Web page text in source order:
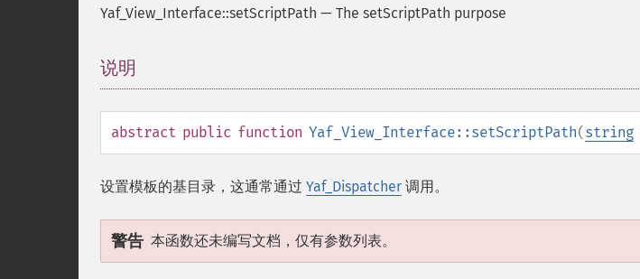
Yaf_View_Interface::setScriptPath — The setScriptPath purpose
说明
abstract public function Yaf_View_Interface::setScriptPath(string
设置模板的基目录，这通常通过 Yaf_Dispatcher 调用。
警告 本函数还未编写文档，仅有参数列表。